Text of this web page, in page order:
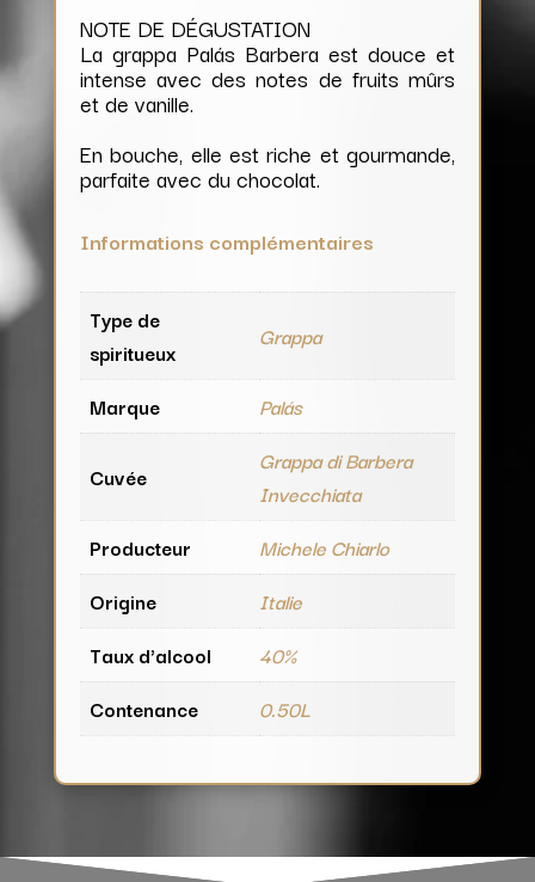
NOTE DE DÉGUSTATION
La grappa Palás Barbera est douce et
intense avec des notes de fruits mûrs
et de vanille.
En bouche, elle est riche et gourmande,
parfaite avec du chocolat.
Informations complémentaires
Type de
spiritueux
Grappa
Marque Palás
Cuvée
Grappa di Barbera
Invecchiata
Producteur
Michele Chiarlo
Origine
Italie
Taux d'alcool
40%
Contenance
0.50L